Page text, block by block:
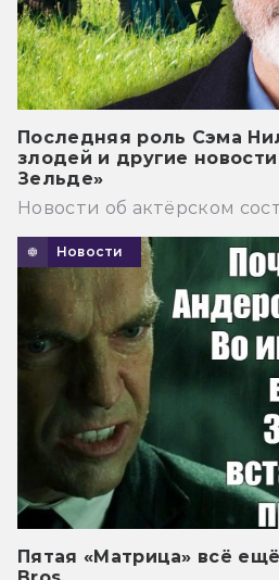
Последняя роль Сэма
злодей и другие
Зельде»
Новости об актёрском
Новости
Пятая «Матрица» всё